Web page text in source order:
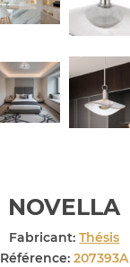
NOVELLA
Fabricant: Thésis
Référence: 207393A